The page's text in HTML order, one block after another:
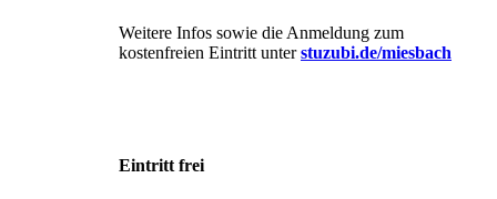
Weitere Infos sowie die Anmeldung zum
kostenfreien Eintritt unterstuzubi.de/miesbach
Eintritt frei